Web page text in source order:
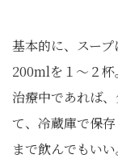
基本的に、スー
200mlを１～２
治療中であれば
て、冷蔵庫で保
まで飲んでもいい